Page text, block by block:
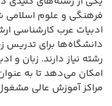
فرهنگی و علوم اسلامی
ادبیات عرب کارشناسی
دانشگاه‌ها برای تدریس
رشته نیاز دارند. زبان و
امکان می‌دهد تا به
مراکز آموزش عالی